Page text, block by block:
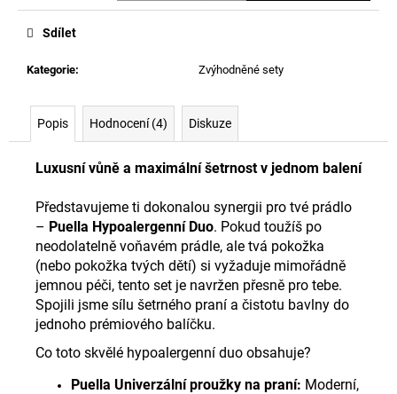
Kategorie: Zvýhodněné sety
Sdílet
Popis Hodnocení (4) Diskuze
Luxusní vůně a maximální šetrnost v jednom balení
Představujeme ti dokonalou synergii pro tvé prádlo
– Puella Hypoalergenní Duo. Pokud toužíš po
neodolatelně voňavém prádle, ale tvá pokožka
(nebo pokožka tvých dětí) si vyžaduje mimořádně
jemnou péči, tento set je navržen přesně pro tebe.
Spojili jsme sílu šetrného praní a čistotu bavlny do
jednoho prémiového balíčku.
Co toto skvělé hypoalergenní duo obsahuje?
Puella Univerzální proužky na praní: Moderní,